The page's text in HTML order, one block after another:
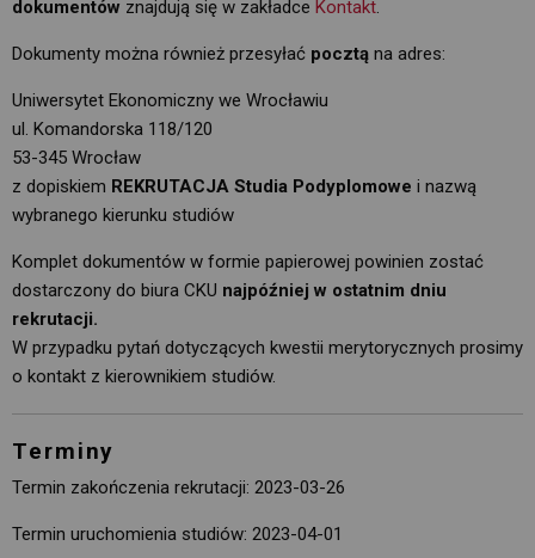
dokumentów znajdują się w zakładce Kontakt.
Dokumenty można również przesyłać pocztą na adres:
Uniwersytet Ekonomiczny we Wrocławiu
ul. Komandorska 118/120
53-345 Wrocław
z dopiskiem REKRUTACJA Studia Podyplomowe i nazwą
wybranego kierunku studiów
Komplet dokumentów w formie papierowej powinien zostać
dostarczony do biura CKU najpóźniej w ostatnim dniu
rekrutacji.
W przypadku pytań dotyczących kwestii merytorycznych prosimy
o kontakt z kierownikiem studiów.
Terminy
Termin zakończenia rekrutacji: 2023-03-26
Termin uruchomienia studiów: 2023-04-01